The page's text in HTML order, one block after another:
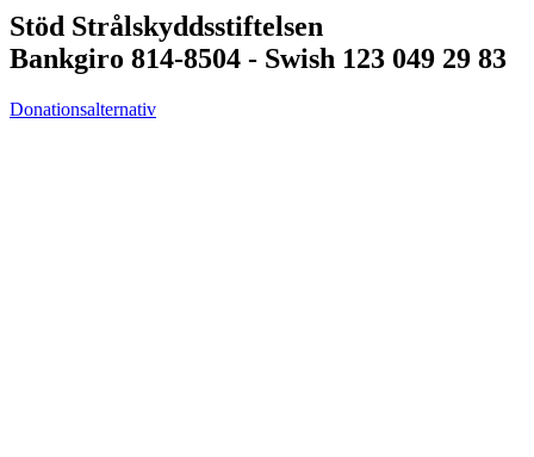
Stöd Strålskyddsstiftelsen
Bankgiro 814-8504 - Swish 123 049 29 83
Donationsalternativ